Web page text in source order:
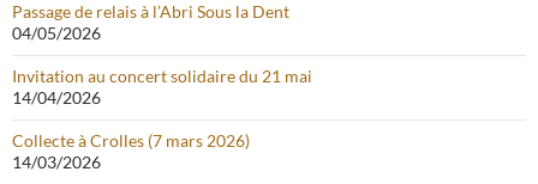
Passage de relais à l’Abri Sous la Dent
04/05/2026
Invitation au concert solidaire du 21 mai
14/04/2026
Collecte à Crolles (7 mars 2026)
14/03/2026